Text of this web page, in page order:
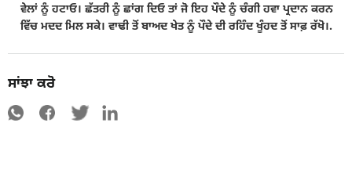
ਵੇਲਾਂ ਨੂੰ ਹਟਾਓ। ਛੱਤਰੀ ਨੂੰ ਛਾਂਗ ਦਿਓ ਤਾਂ ਜੋ ਇਹ ਪੌਦੇ ਨੂੰ ਚੰਗੀ ਹਵਾ ਪ੍ਰਦਾਨ ਕਰਨ
ਵਿੱਚ ਮਦਦ ਮਿਲ ਸਕੇ। ਵਾਢੀ ਤੋਂ ਬਾਅਦ ਖੇਤ ਨੂੰ ਪੌਦੇ ਦੀ ਰਹਿੰਦ ਖੂੰਹਦ ਤੋਂ ਸਾਫ਼ ਰੱਖੋ।.
ਸਾਂਝਾ ਕਰੋ